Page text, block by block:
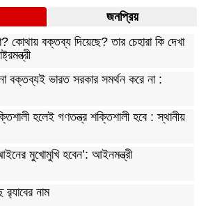
জনপ্রিয়
কোথায় বক্তব্য দিয়েছে? তার চেহারা কি দেখা
বক্তব্যই ভারত সরকার সমর্থন করে না :
হলেই গণতন্ত্র শক্তিশালী হবে : স্থানীয়
মুখোমুখি হবেন’: আইনমন্ত্রী
র‌্যাবের নাম